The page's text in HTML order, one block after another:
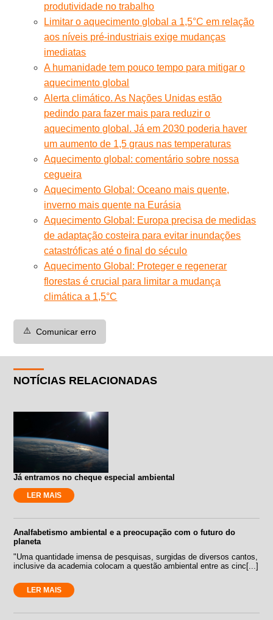
produtividade no trabalho
Limitar o aquecimento global a 1,5°C em relação
aos níveis pré-industriais exige mudanças
imediatas
A humanidade tem pouco tempo para mitigar o
aquecimento global
Alerta climático. As Nações Unidas estão
pedindo para fazer mais para reduzir o
aquecimento global. Já em 2030 poderia haver
um aumento de 1,5 graus nas temperaturas
Aquecimento global: comentário sobre nossa
cegueira
Aquecimento Global: Oceano mais quente,
inverno mais quente na Eurásia
Aquecimento Global: Europa precisa de medidas
de adaptação costeira para evitar inundações
catastróficas até o final do século
Aquecimento Global: Proteger e regenerar
florestas é crucial para limitar a mudança
climática a 1,5°C
⚠️ Comunicar erro
NOTÍCIAS RELACIONADAS
Já entramos no cheque especial ambiental
LER MAIS
Analfabetismo ambiental e a preocupação com o futuro do
planeta
"Uma quantidade imensa de pesquisas, surgidas de diversos cantos,
inclusive da academia colocam a questão ambiental entre as cinc[...]
LER MAIS